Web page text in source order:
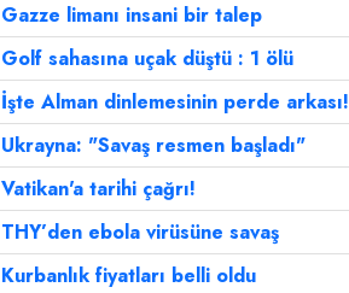
Gazze limanı insani bir talep
Golf sahasına uçak düştü : 1 ölü
İşte Alman dinlemesinin perde arkası!
Ukrayna: "Savaş resmen başladı"
Vatikan'a tarihi çağrı!
THY’den ebola virüsüne savaş
Kurbanlık fiyatları belli oldu